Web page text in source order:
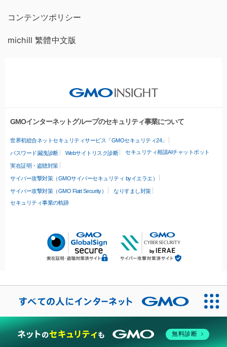
コンテンツポリシー
michill 繁體中文版
GMOインターネットグループのセキュリティ事業について
世界初総合ネットセキュリティサービス「GMOセキュリティ24」
パスワード漏洩診断 Webサイトリスク診断 セキュリティ相談AIチャットボット
実在証明・盗聴対策
サイバー攻撃対策（GMOサイバーセキュリティ byイエラエ）
サイバー攻撃対策（GMO Flatt Security）
なりすまし対策
セキュリティ事業の軌跡
無料診断